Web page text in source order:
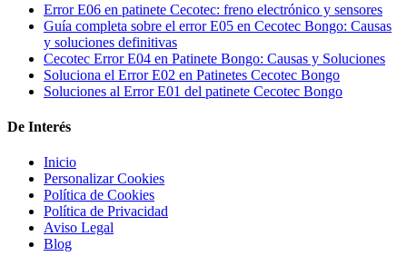
Error E06 en patinete Cecotec: freno electrónico y sensores
Guía completa sobre el error E05 en Cecotec Bongo: Causas
y soluciones definitivas
Cecotec Error E04 en Patinete Bongo: Causas y Soluciones
Soluciona el Error E02 en Patinetes Cecotec Bongo
Soluciones al Error E01 del patinete Cecotec Bongo
De Interés
Inicio
Personalizar Cookies
Política de Cookies
Política de Privacidad
Aviso Legal
Blog